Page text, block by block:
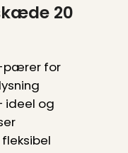
20
pærer for
ideel og